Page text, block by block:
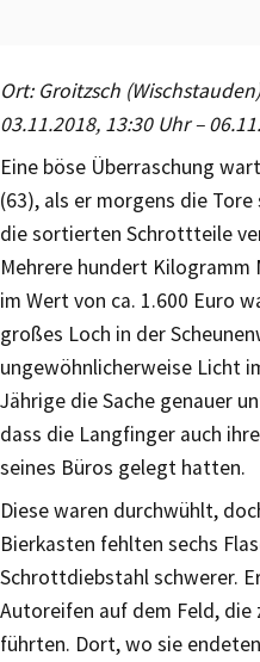
Ort: Groitzsch
03.11.2018, 13:30 Uhr –
Eine böse Überraschung
(63), als er morgens die
die sortierten Schrottteile
Mehrere hundert
im Wert von ca. 1.600 Euro
großes Loch in der
ungewöhnlicherweise Licht
Jährige die Sache genauer
dass die Langfinger auch
seines Büros gelegt hatten.
Diese waren durchwühlt,
Bierkasten fehlten sechs
Schrottdiebstahl schwerer.
Autoreifen auf dem Feld, die
führten. Dort, wo sie